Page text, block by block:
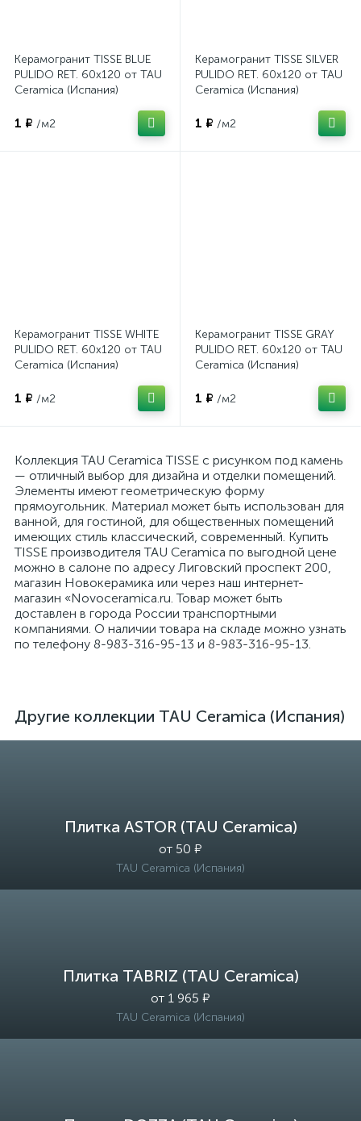
Керамогранит TISSE BLUE
PULIDO RET. 60x120 от TAU
Ceramica (Испания)
1 ₽ /м2
Керамогранит TISSE SILVER
PULIDO RET. 60x120 от TAU
Ceramica (Испания)
1 ₽ /м2
Керамогранит TISSE WHITE
PULIDO RET. 60x120 от TAU
Ceramica (Испания)
1 ₽ /м2
Керамогранит TISSE GRAY
PULIDO RET. 60x120 от TAU
Ceramica (Испания)
1 ₽ /м2
Коллекция TAU Ceramica TISSE с рисунком под камень
— отличный выбор для дизайна и отделки помещений.
Элементы имеют геометрическую форму
прямоугольник. Материал может быть использован для
ванной, для гостиной, для общественных помещений
имеющих стиль классический, современный. Купить
TISSE производителя TAU Ceramica по выгодной цене
можно в салоне по адресу Лиговский проспект 200,
магазин Новокерамика или через наш интернет-
магазин «Novoceramica.ru. Товар может быть
доставлен в города России транспортными
компаниями. О наличии товара на складе можно узнать
по телефону 8-983-316-95-13 и 8-983-316-95-13.
Другие коллекции TAU Ceramica (Испания)
Плитка ASTOR (TAU Ceramica)
от 50 ₽
TAU Ceramica (Испания)
Плитка TABRIZ (TAU Ceramica)
от 1 965 ₽
TAU Ceramica (Испания)